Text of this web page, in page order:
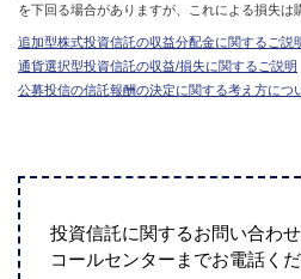
を下回る場合がありますが、これによる損失は
追加型株式投資信託の収益分配金に関するご説
通貨選択型投資信託の収益/損失に関するご説明
公募投信の信託報酬の決定に関する考え方につ
投資信託に関するお問い合わ
コールセンターまでお電話く